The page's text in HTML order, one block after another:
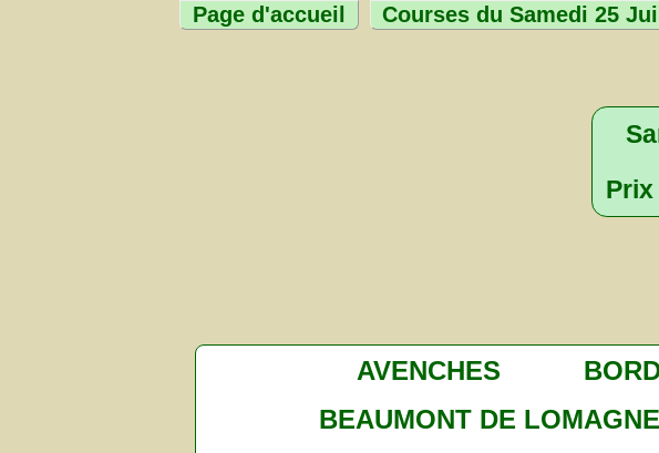
Page d'accueil Courses du Samedi 25
AVENCHES
BEAUMONT DE LOMAGNE